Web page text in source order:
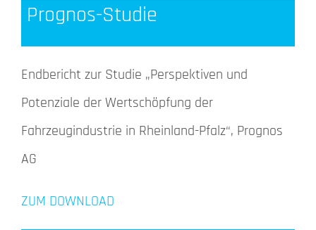
Prognos-Studie
Endbericht zur Studie „Perspektiven und
Potenziale der Wertschöpfung der
Fahrzeugindustrie in Rheinland-Pfalz“, Prognos
AG
ZUM DOWNLOAD